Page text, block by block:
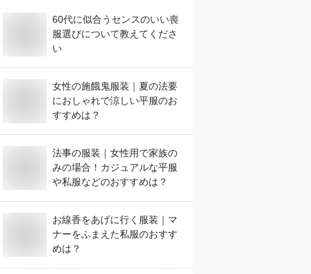
60代に似合うセンスのいい喪
服選びについて教えてくださ
い
女性の施餓鬼服装｜夏の法要
におしゃれで涼しい平服のお
すすめは？
法事の服装｜女性用で家族の
みの場合！カジュアルな平服
や私服などのおすすめは？
お線香をあげに行く服装｜マ
ナーをふまえた私服のおすす
めは？